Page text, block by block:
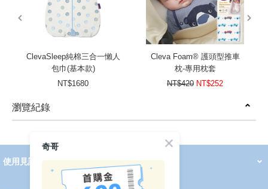
ClevaSleep純棉三合一懶人
包巾(基本款)
NT$1680
Cleva Foam® 護頭型推車
枕-專用枕套
NT$420 NT$252
瀏覽紀錄
prev
next
使用見證 線上DM
2026 PADDINGTON 春夏服飾
2026 Peter Rabbit 春夏服飾
2026 CHIC BASICS春夏服飾
2026 Chic“a”Bon 派對禮服系列
2026 Chic“a”Bon 春夏服飾
媽咪購物指南
奇哥